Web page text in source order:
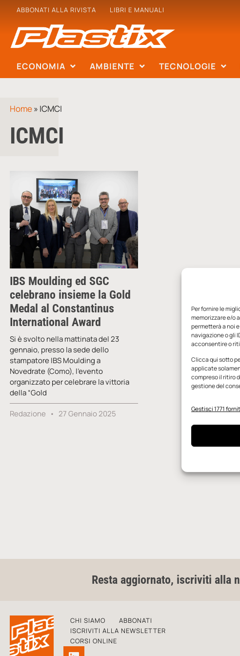
Per fornire le
memorizzare e/o
permetterà a noi
navigazione o gli
acconsentire o
Clicca qui sotto
applicate
compreso il ritiro
gestione del
Gestisci 1771
ABBONATI ALLA RIVISTA LIBRI E MANUALI
ECONOMIA AMBIENTE TECNOLOGIE
Home» ICMCI
ICMCI
IBS Moulding ed SGC
celebrano insieme la Gold
Medal al Constantinus
International Award
Si è svolto nella mattinata del 23
gennaio, presso la sede dello
stampatore IBS Moulding a
Novedrate (Como), l’evento
organizzato per celebrare la vittoria
della “Gold
Redazione 27 Gennaio 2025
Resta aggiornato, iscriviti alla
CHI SIAMO
ABBONATI
ISCRIVITI ALLA NEWSLETTER
CORSI ONLINE